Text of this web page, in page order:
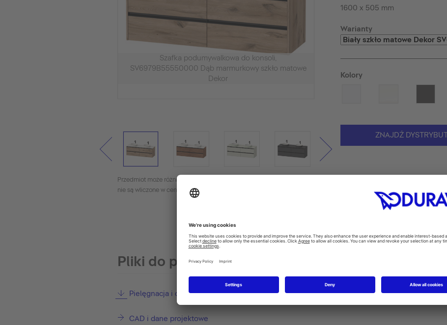
Szafka podumywalkowa do konsoli,
SV6979B55550000 Dąb marmurkowy szkło matowe
Dekor
Przedmiot może różnić się od tego na zdjęciu. Dekoracje i akcesoria
nie są wliczone w cenę.
1600 x 505 mm
Warianty
Kolory
ZNAJDŹ
Pliki do pobrania
Pielęgnacja i czyszczenie Instrukcja montażu Dane
CAD i dane projektowe